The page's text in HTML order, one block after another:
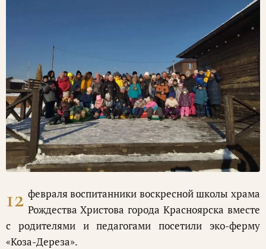
12 февраля воспитанники воскресной школы храма
Рождества Христова города Красноярска вместе
с родителями и педагогами посетили эко-ферму
«Коза-Дереза».